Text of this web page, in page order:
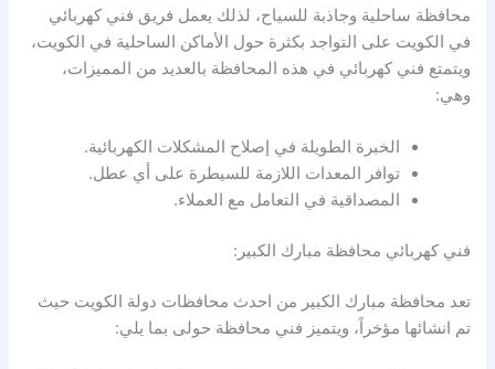
محافظة ساحلية وجاذبة للسياح، لذلك يعمل فريق فني كهربائي
في الكويت على التواجد بكثرة حول الأماكن الساحلية في الكويت،
ويتمتع فني كهربائي في هذه المحافظة بالعديد من المميزات،
وهي:
الخبرة الطويلة في إصلاح المشكلات الكهربائية.
توافر المعدات اللازمة للسيطرة على أي عطل.
المصداقية في التعامل مع العملاء.
فني كهربائي محافظة مبارك الكبير:
تعد محافظة مبارك الكبير من احدث محافظات دولة الكويت حيث
تم انشائها مؤخراً، ويتميز فني محافظة حولى بما يلي: